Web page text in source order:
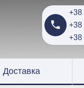

+38
+38
+38
Доставка